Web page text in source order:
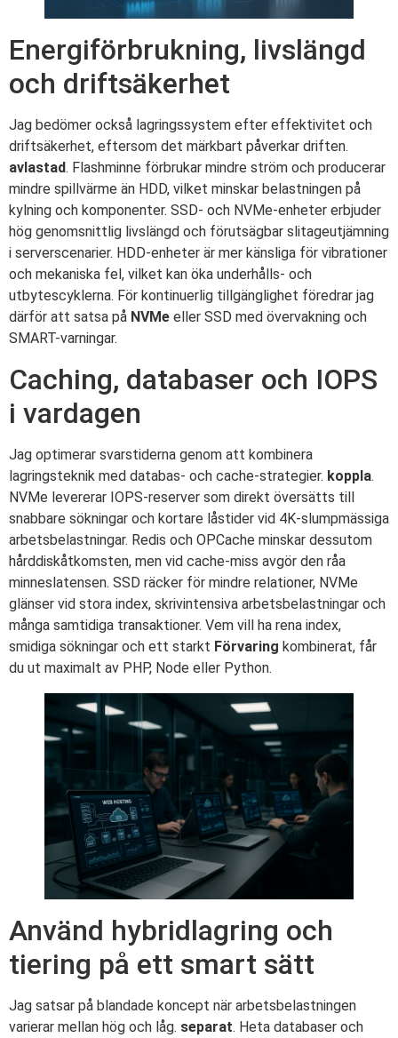
Energiförbrukning, livslängd
och driftsäkerhet
Jag bedömer också lagringssystem efter effektivitet och
driftsäkerhet, eftersom det märkbart påverkar driften.
avlastad. Flashminne förbrukar mindre ström och producerar
mindre spillvärme än HDD, vilket minskar belastningen på
kylning och komponenter. SSD- och NVMe-enheter erbjuder
hög genomsnittlig livslängd och förutsägbar slitageutjämning
i serverscenarier. HDD-enheter är mer känsliga för vibrationer
och mekaniska fel, vilket kan öka underhålls- och
utbytescyklerna. För kontinuerlig tillgänglighet föredrar jag
därför att satsa på NVMe eller SSD med övervakning och
SMART-varningar.
Caching, databaser och IOPS
i vardagen
Jag optimerar svarstiderna genom att kombinera
lagringsteknik med databas- och cache-strategier. koppla.
NVMe levererar IOPS-reserver som direkt översätts till
snabbare sökningar och kortare låstider vid 4K-slumpmässiga
arbetsbelastningar. Redis och OPCache minskar dessutom
hårddiskåtkomsten, men vid cache-miss avgör den råa
minneslatensen. SSD räcker för mindre relationer, NVMe
glänser vid stora index, skrivintensiva arbetsbelastningar och
många samtidiga transaktioner. Vem vill ha rena index,
smidiga sökningar och ett starkt Förvaring kombinerat, får
du ut maximalt av PHP, Node eller Python.
Använd hybridlagring och
tiering på ett smart sätt
Jag satsar på blandade koncept när arbetsbelastningen
varierar mellan hög och låg. separat. Heta databaser och